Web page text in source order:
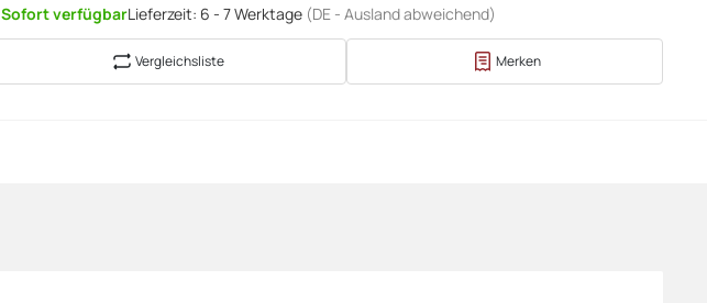
Sofort verfügbarLieferzeit: 6 - 7 Werktage (DE - Ausland abweichend)
Vergleichsliste Merken